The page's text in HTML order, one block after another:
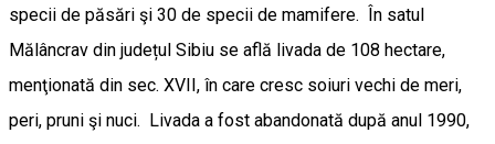
specii de păsări şi 30 de specii de mamifere. În satul
Mălâncrav din județul Sibiu se află livada de 108 hectare,
menţionată din sec. XVII, în care cresc soiuri vechi de meri,
peri, pruni şi nuci. Livada a fost abandonată după anul 1990,